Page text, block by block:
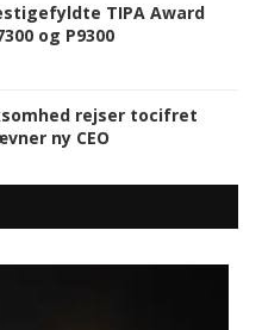
TIPA Award
og P9300
rejser tocifret
ny CEO